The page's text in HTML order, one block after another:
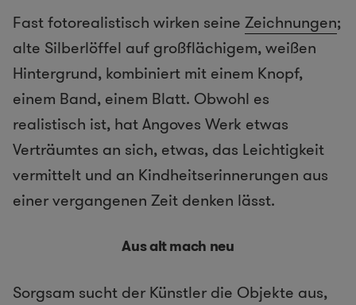
Fast fotorealistisch wirken seine Zeichnungen;
alte Silberlöffel auf großflächigem, weißen
Hintergrund, kombiniert mit einem Knopf,
einem Band, einem Blatt. Obwohl es
realistisch ist, hat Angoves Werk etwas
Verträumtes an sich, etwas, das Leichtigkeit
vermittelt und an Kindheitserinnerungen aus
einer vergangenen Zeit denken lässt.
Aus alt mach neu
Sorgsam sucht der Künstler die Objekte aus,